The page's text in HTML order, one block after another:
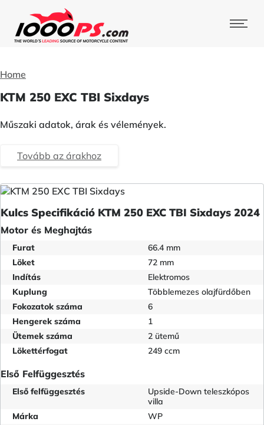
Home
KTM 250 EXC TBI Sixdays
Műszaki adatok, árak és vélemények.
Tovább az árakhoz
Kulcs Specifikáció KTM 250 EXC TBI Sixdays 2024
Motor és Meghajtás
Furat
66.4 mm
Löket
72 mm
Indítás
Elektromos
Kuplung
Többlemezes olajfürdőben
Fokozatok száma
6
Hengerek száma
1
Ütemek száma
2 ütemű
Lökettérfogat
249 ccm
Első Felfüggesztés
Első felfüggesztés
Upside-Down teleszkópos
villa
Márka
WP